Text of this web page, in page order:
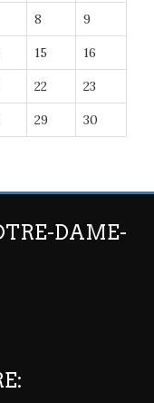
8 9
15 16
22 23
29 30
DAME-